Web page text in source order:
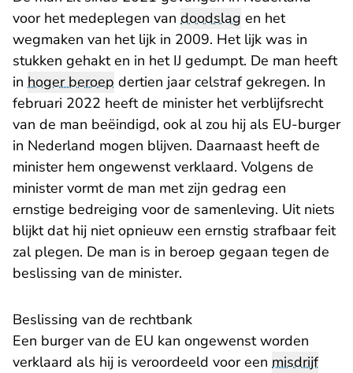
voor het medeplegen van doodslag en het
wegmaken van het lijk in 2009. Het lijk was in
stukken gehakt en in het IJ gedumpt. De man heeft
in hoger beroep dertien jaar celstraf gekregen. In
februari 2022 heeft de minister het verblijfsrecht
van de man beëindigd, ook al zou hij als EU-burger
in Nederland mogen blijven. Daarnaast heeft de
minister hem ongewenst verklaard. Volgens de
minister vormt de man met zijn gedrag een
ernstige bedreiging voor de samenleving. Uit niets
blijkt dat hij niet opnieuw een ernstig strafbaar feit
zal plegen. De man is in beroep gegaan tegen de
beslissing van de minister.
Beslissing van de rechtbank
Een burger van de EU kan ongewenst worden
verklaard als hij is veroordeeld voor een misdrijf